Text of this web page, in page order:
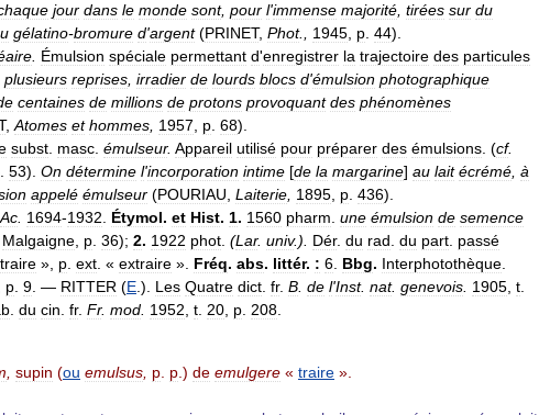
jour dans le monde sont, pour l'immense majorité tirées sur du
gélatino-bromure d'argent(PRINET, Phot., 1945 p 44).
Émulsion spéciale permettant d'enregistrer la trajectoire des particules
plusieurs reprises irradier de lourds blocs d'émulsion photographique
centaines de millions de protons provoquant des phénomènes
, Atomes et hommes 1957 p 68).
subst masc émulseur. Appareil utilisé pour préparer des émulsions . (cf.
53). On détermine l'incorporation intime [de la margarine] au lait écrémé à
appelé émulseur (POURIAU Laiterie 1895 p 436).
Ac 1694-1932 Étymol. et Hist. 1. 1560 pharm une émulsion de semence
Malgaigne p 36); 2. 1922 phot (Lar. univ.). Dér. du rad du part passé
traire », p ext . « extraire ». Fréq. abs. littér. : 6 Bbg. Interphotothèque
p 9 . — RITTER (E .). Les Quatre dict fr. B de l'Inst. nat. genevois 1905 t
du cin fr. Fr. mod 1952 t 20 p 208
supin (ou emulsus p p .) de emulgere « traire ».